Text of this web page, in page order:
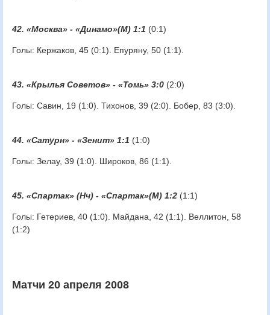
42. «Москва» - «Динамо»(М) 1:1 (0:1)
Голы: Кержаков, 45 (0:1). Епуряну, 50 (1:1).
43. «Крылья Советов» - «Томь» 3:0 (2:0)
Голы: Савин, 19 (1:0). Тихонов, 39 (2:0). Бобер, 83 (3:0).
44. «Сатурн» - «Зенит» 1:1 (1:0)
Голы: Зелау, 39 (1:0). Широков, 86 (1:1).
45. «Спартак» (Нч) - «Спартак»(М) 1:2 (1:1)
Голы: Гетериев, 40 (1:0). Майдана, 42 (1:1). Веллитон, 58
(1:2)
Матчи 20 апреля 2008